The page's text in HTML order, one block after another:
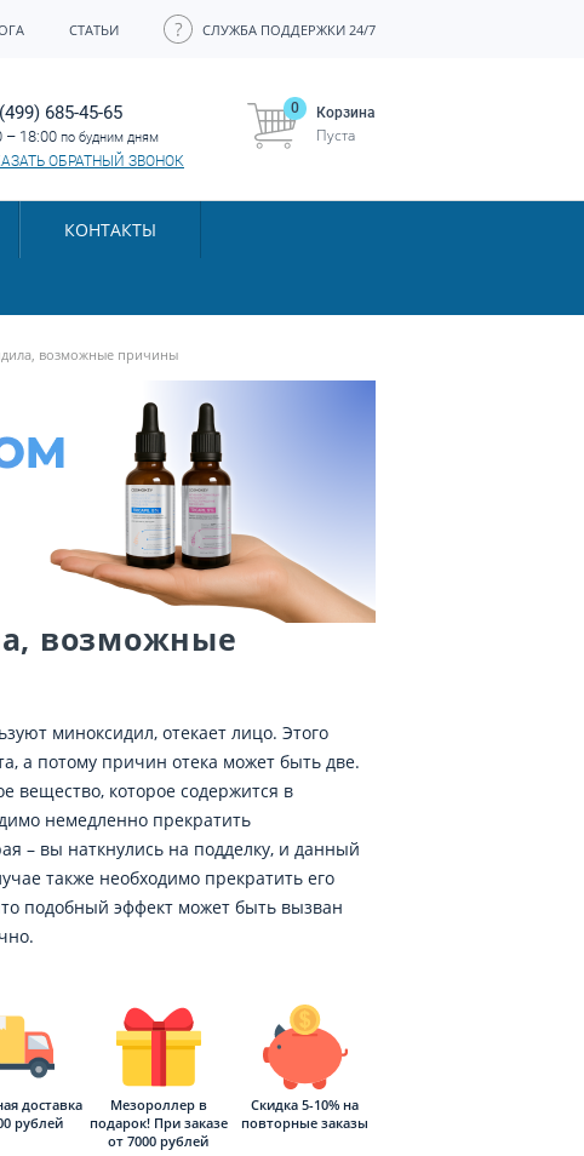
СТАТЬИ СЛУЖБА ПОДДЕРЖКИ 24/7
685-45-65
– 18:00 по будним дням
ОБРАТНЫЙ ЗВОНОК
Корзина
0
Пуста
КОНТАКТЫ
возможные причины
возможные
миноксидил, отекает лицо. Этого
а потому причин отека может быть две.
вещество, которое содержится в
немедленно прекратить
– вы наткнулись на подделку, и данный
также необходимо прекратить его
подобный эффект может быть вызван
доставка
рублей
Мезороллер в
подарок! При заказе
от 7000 рублей
Скидка 5-10% на
повторные заказы